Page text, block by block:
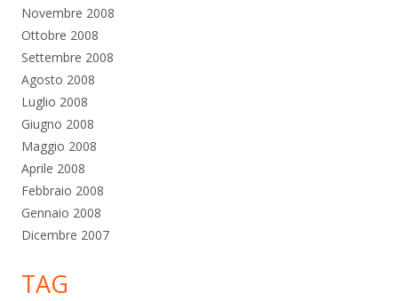
Novembre 2008
Ottobre 2008
Settembre 2008
Agosto 2008
Luglio 2008
Giugno 2008
Maggio 2008
Aprile 2008
Febbraio 2008
Gennaio 2008
Dicembre 2007
TAG